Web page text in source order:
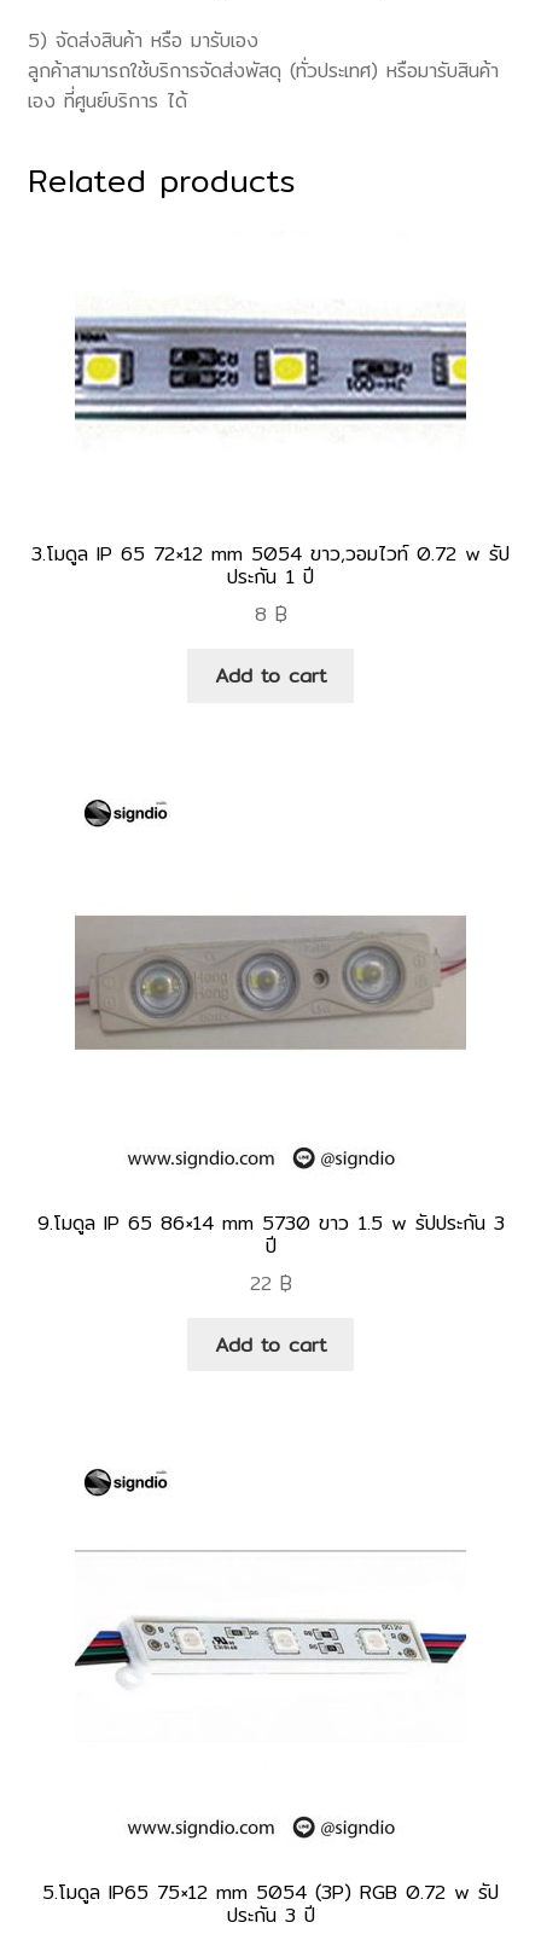
5) จัดส่งสินค้า หรือ มารับเอง
ลูกค้าสามารถใช้บริการจัดส่งพัสดุ (ทั่วประเทศ) หรือมารับสินค้า
เอง ที่ศูนย์บริการ ได้
Related products
3.โมดูล IP 65 72×12 mm 5054 ขาว,วอมไวท์ 0.72 w รัป
ประกัน 1 ปี
8 ฿
Add to cart
9.โมดูล IP 65 86×14 mm 5730 ขาว 1.5 w รัปประกัน 3
ปี
22 ฿
Add to cart
5.โมดูล IP65 75×12 mm 5054 (3P) RGB 0.72 w รัป
ประกัน 3 ปี